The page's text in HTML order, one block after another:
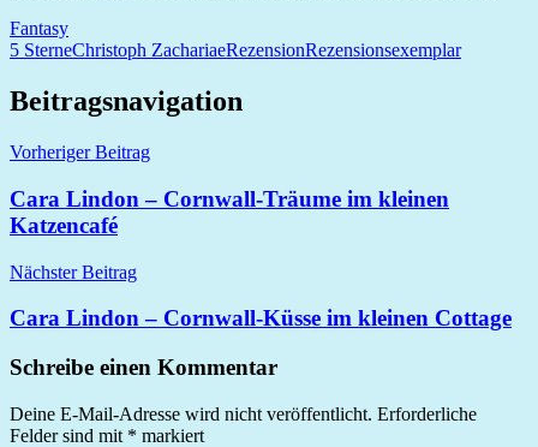
Fantasy
5 SterneChristoph ZachariaeRezensionRezensionsexemplar
Beitragsnavigation
Vorheriger Beitrag
Cara Lindon – Cornwall-Träume im kleinen
Katzencafé
Nächster Beitrag
Cara Lindon – Cornwall-Küsse im kleinen Cottage
Schreibe einen Kommentar
Deine E-Mail-Adresse wird nicht veröffentlicht. Erforderliche
Felder sind mit * markiert